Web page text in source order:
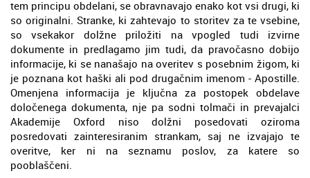
tem principu obdelani, se obravnavajo enako kot vsi drugi, ki
so originalni. Stranke, ki zahtevajo to storitev za te vsebine,
so vsekakor dolžne priložiti na vpogled tudi izvirne
dokumente in predlagamo jim tudi, da pravočasno dobijo
informacije, ki se nanašajo na overitev s posebnim žigom, ki
je poznana kot haški ali pod drugačnim imenom - Apostille.
Omenjena informacija je ključna za postopek obdelave
določenega dokumenta, nje pa sodni tolmači in prevajalci
Akademije Oxford niso dolžni posedovati oziroma
posredovati zainteresiranim strankam, saj ne izvajajo te
overitve, ker ni na seznamu poslov, za katere so
pooblaščeni.